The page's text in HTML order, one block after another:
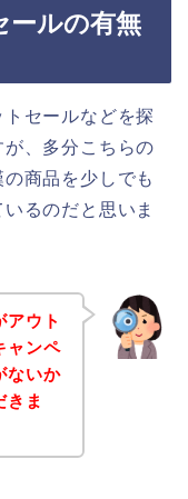
ールの有無
セールなどを探
、多分こちらの
商品を少しでも
るのだと思いま
アウト
ャンペ
ないか
きま